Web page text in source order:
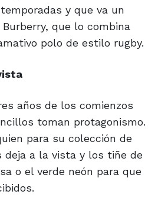
y que va un
que lo combina
polo de estilo rugby.
años de los comienzos
toman protagonismo.
para su colección de
deja a la vista y los tiñe de
o el verde neón para que